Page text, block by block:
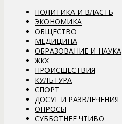
ПОЛИТИКА И ВЛАСТЬ
ЭКОНОМИКА
ОБЩЕСТВО
МЕДИЦИНА
ОБРАЗОВАНИЕ И НАУКА
ЖКХ
ПРОИСШЕСТВИЯ
КУЛЬТУРА
СПОРТ
ДОСУГ И РАЗВЛЕЧЕНИЯ
ОПРОСЫ
СУББОТНЕЕ ЧТИВО